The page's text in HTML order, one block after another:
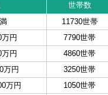
世帯数
11730世帯
円
7790世帯
円
4860世帯
万円
3250世帯
万円
1050世帯